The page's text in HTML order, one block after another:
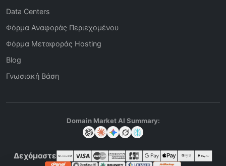
Data Centers
Φόρμα Αναφοράς Περιεχομένου
Φόρμα Μεταφοράς Hosting
Blog
Γνωσιακή Βάση
Domain Market AI Summary:
Δεχόμαστε